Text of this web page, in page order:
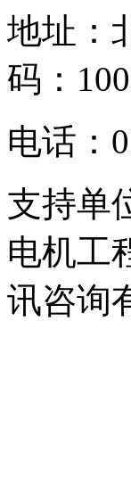
地址：
码：
电话：
支持单
电机工
讯咨询